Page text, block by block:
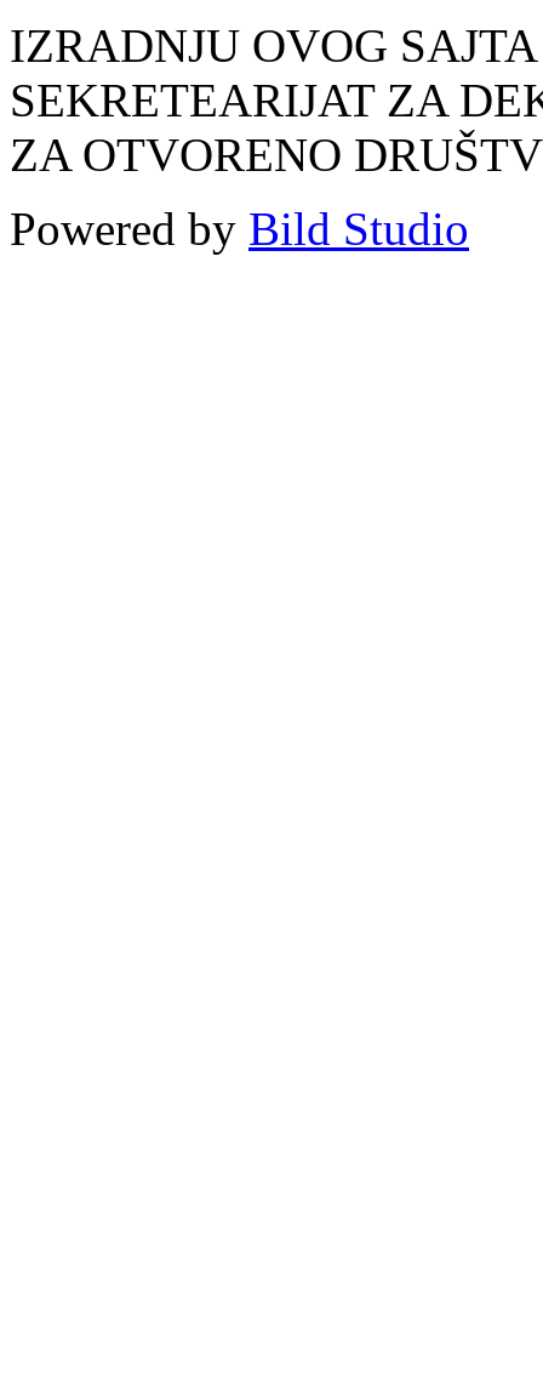
IZRADNJU OVOG
SEKRETEARIJAT ZA
ZA OTVORENO
Powered by Bild Studio